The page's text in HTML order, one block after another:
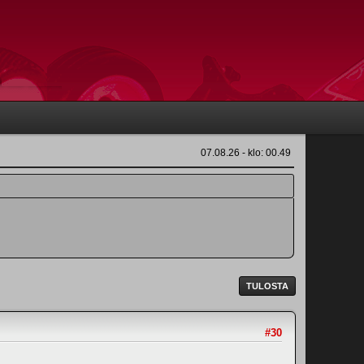
07.08.26 - klo: 00.49
TULOSTA
#30